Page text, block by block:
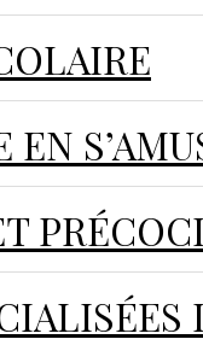
EN